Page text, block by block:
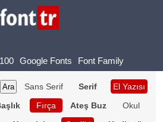
Google Fonts Font Family
Sans Serif Serif
El Yazısı
Fırça Ateş Buz
Okul